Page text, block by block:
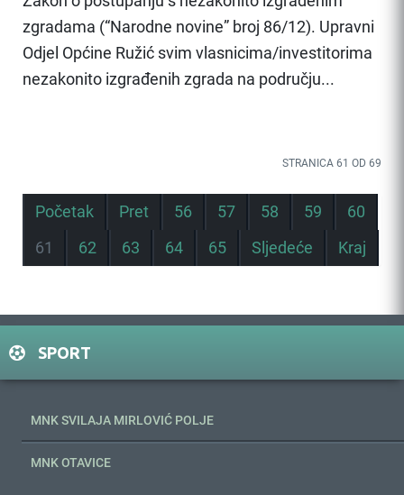
zgradama (“Narodne novine” broj 86/12). Upravni
Odjel Općine Ružić svim vlasnicima/investitorima
nezakonito izgrađenih zgrada na području...
STRANICA 61 OD 69
Početak Pret 56 57 58 59
60
61
62 63 64 65 Sljedeće Kraj
SPORT
MNK SVILAJA MIRLOVIĆ POLJE
MNK OTAVICE